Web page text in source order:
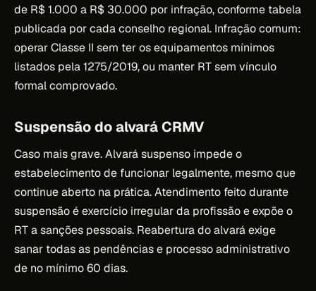
de R$ 1.000 a R$ 30.000 por infração, conforme tabela
publicada por cada conselho regional. Infração comum:
operar Classe II sem ter os equipamentos mínimos
listados pela 1275/2019, ou manter RT sem vínculo
formal comprovado.
Suspensão do alvará CRMV
Caso mais grave. Alvará suspenso impede o
estabelecimento de funcionar legalmente, mesmo que
continue aberto na prática. Atendimento feito durante
suspensão é exercício irregular da profissão e expõe o
RT a sanções pessoais. Reabertura do alvará exige
sanar todas as pendências e processo administrativo
de no mínimo 60 dias.